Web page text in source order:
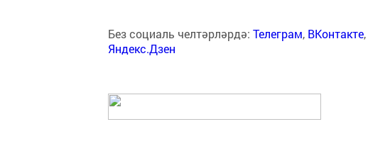
Без социаль челтәрләрдә: Телеграм, ВКонтакте,
Яндекс.Дзен